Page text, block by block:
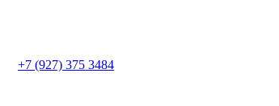
+7 (927) 375 3484